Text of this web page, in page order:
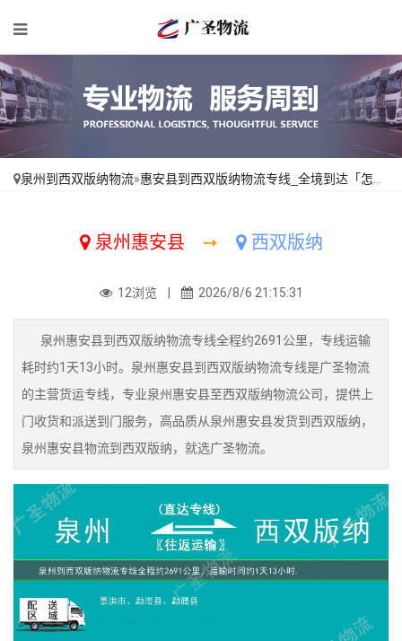
泉州到西双版纳物流»惠安县到西双版纳物流专线_全境到达「怎么收费」
泉州惠安县 ➙ 西双版纳
12浏览 | 2026/8/6 21:15:31
泉州惠安县到西双版纳物流专线全程约2691公里，专线运输
耗时约1天13小时。泉州惠安县到西双版纳物流专线是广圣物流
的主营货运专线，专业泉州惠安县至西双版纳物流公司，提供上
门收货和派送到门服务，高品质从泉州惠安县发货到西双版纳，
泉州惠安县物流到西双版纳，就选广圣物流。